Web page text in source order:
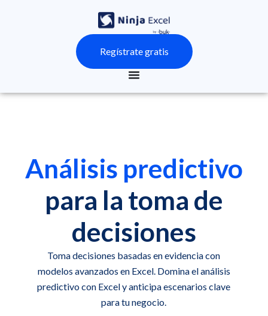
Regístrate gratis
Análisis predictivo
para la toma de
decisiones
Toma decisiones basadas en evidencia con
modelos avanzados en Excel. Domina el análisis
predictivo con Excel y anticipa escenarios clave
para tu negocio.